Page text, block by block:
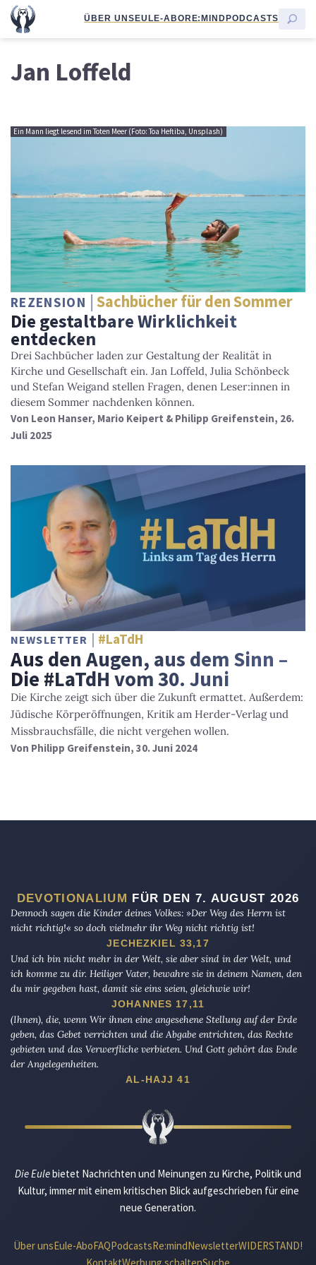
ÜBER UNSEULE-ABORE:MINDPODCASTS
Jan Loffeld
Ein Mann liegt lesend im Toten Meer (Foto: Toa Heftiba, Unsplash)
REZENSION Sachbücher für den Sommer
Die gestaltbare Wirklichkeit
entdecken
Drei Sachbücher laden zur Gestaltung der Realität in
Kirche und Gesellschaft ein. Jan Loffeld, Julia Schönbeck
und Stefan Weigand stellen Fragen, denen Leser:innen in
diesem Sommer nachdenken können.
Von Leon Hanser, Mario Keipert & Philipp Greifenstein, 26.
Juli 2025
NEWSLETTER #LaTdH
Aus den Augen, aus dem Sinn –
Die #LaTdH vom 30. Juni
Die Kirche zeigt sich über die Zukunft ermattet. Außerdem:
Jüdische Körperöffnungen, Kritik am Herder-Verlag und
Missbrauchsfälle, die nicht vergehen wollen.
Von Philipp Greifenstein, 30. Juni 2024
DEVOTIONALIUM FÜR DEN 7. AUGUST 2026
Dennoch sagen die Kinder deines Volkes: »Der Weg des Herrn ist
nicht richtig!« so doch vielmehr ihr Weg nicht richtig ist!
JECHEZKIEL 33,17
Und ich bin nicht mehr in der Welt, sie aber sind in der Welt, und
ich komme zu dir. Heiliger Vater, bewahre sie in deinem Namen, den
du mir gegeben hast, damit sie eins seien, gleichwie wir!
JOHANNES 17,11
(Ihnen), die, wenn Wir ihnen eine angesehene Stellung auf der Erde
geben, das Gebet verrichten und die Abgabe entrichten, das Rechte
gebieten und das Verwerfliche verbieten. Und Gott gehört das Ende
der Angelegenheiten.
AL-HAJJ 41
Die Eulebietet Nachrichten und Meinungen zu Kirche, Politik und
Kultur, immer mit einem kritischen Blick aufgeschrieben für eine
neue Generation.
Über unsEule-AboFAQPodcastsRe:mindNewsletterWIDERSTAND!